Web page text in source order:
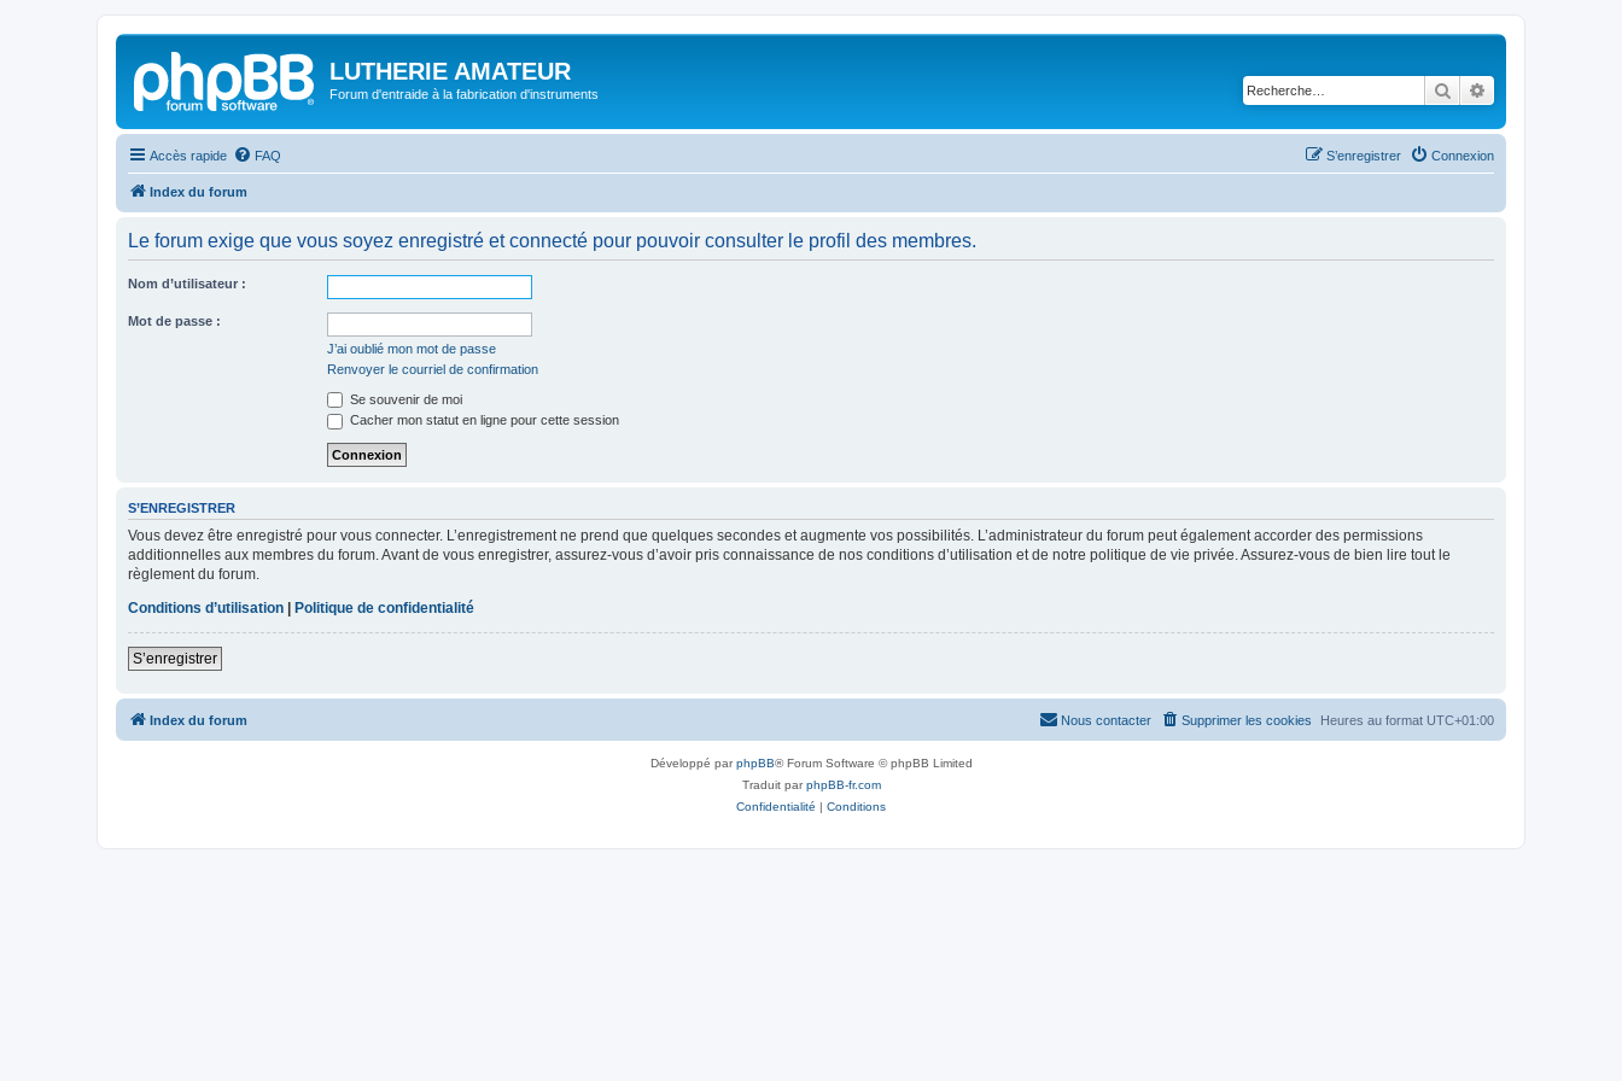
LUTHERIE AMATEUR
Forum d'entraide à la fabrication d'instruments Rechercher
Accès rapide FAQ Connexion
S’enregistrer
Index du forum
Le forum exige que vous soyez enregistré et connecté pour pouvoir consulter le profil des membres.
Nom d’utilisateur :
Mot de passe :
J’ai oublié mon mot de passe
Renvoyer le courriel de confirmation
Se souvenir de moi
Cacher mon statut en ligne pour cette session
S’ENREGISTRER
Vous devez être enregistré pour vous connecter. L’enregistrement ne prend que quelques secondes et augmente vos possibilités. L’administrateur du forum peut également accorder des permissions
additionnelles aux membres du forum. Avant de vous enregistrer, assurez-vous d’avoir pris connaissance de nos conditions d’utilisation et de notre politique de vie privée. Assurez-vous de bien lire tout le
règlement du forum.
Conditions d’utilisation
Politique de confidentialité
S’enregistrer
Index du forum Heures au format UTC+01:00
Supprimer les cookies
Nous contacter
Développé parphpBB® Forum Software © phpBB Limited
Traduit parphpBB-fr.com
Confidentialité | Conditions